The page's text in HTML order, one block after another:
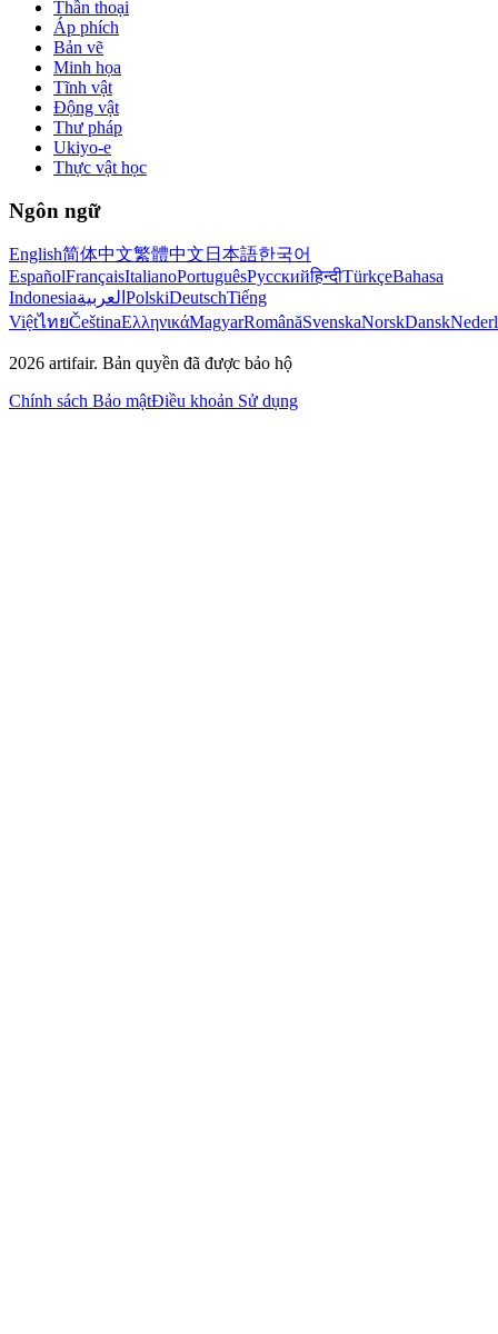
Thần thoại
Áp phích
Bản vẽ
Minh họa
Tĩnh vật
Động vật
Thư pháp
Ukiyo-e
Thực vật học
Ngôn ngữ
English简体中文繁體中文 日本語한국어
EspañolFrançaisItalianoPortuguêsРусскийहिन्दीTürkçeBahasa
Indonesiaالعربية PolskiDeutschTiếng
ViệtไทยČeštinaΕλληνικάMagyarRomânăSvenskaNorskDansk
2026 artifair. Bản quyền đã được bảo hộ
Chính sách Bảo mậtĐiều khoản Sử dụng